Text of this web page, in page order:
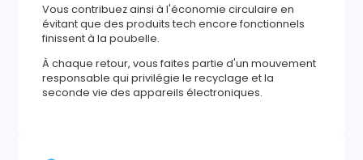
Vous contribuez ainsi à l'économie circulaire en
évitant que des produits tech encore fonctionnels
finissent à la poubelle.
À chaque retour, vous faites partie d'un mouvement
responsable qui privilégie le recyclage et la
seconde vie des appareils électroniques.